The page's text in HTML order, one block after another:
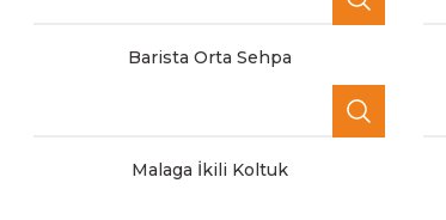
Barista Orta Sehpa
Malaga İkili Koltuk